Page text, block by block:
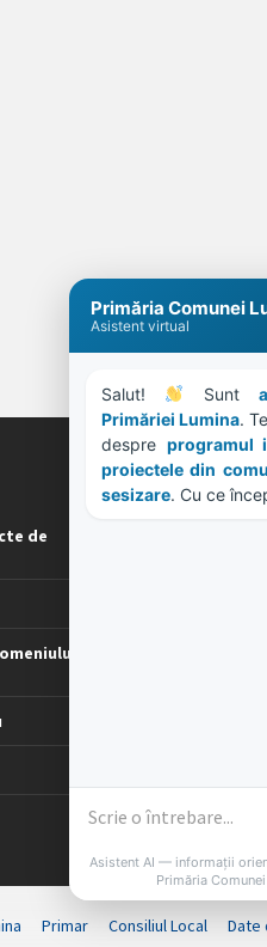
de
ORE DE LUCRU
Primar Consiliul Local Date
Primăria Comunei
Asistent virtual
Salut! Sunt
Primăriei Lumina.
despre programul
proiectele din
sesizare. Cu ce
Asistent AI — informații
Primăria